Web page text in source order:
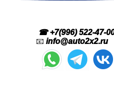
☎ +7(996) 522-47-
📧 info@auto2x2.ru